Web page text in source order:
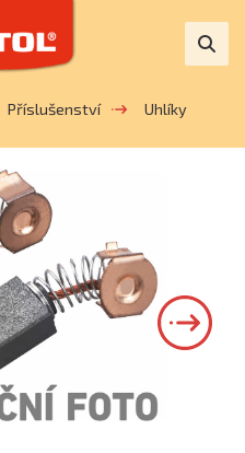
Příslušenství Uhlíky